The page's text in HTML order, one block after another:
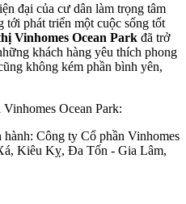
đại của cư dân làm trọng tâm
tới phát triển một cuộc sống tốt
Vinhomes Ocean Park đã trở
khách hàng yêu thích phong
không kém phần bình yên,
Ocean Park:
Công ty Cổ phần Vinhomes
Kiêu Kỵ, Đa Tốn - Gia Lâm,